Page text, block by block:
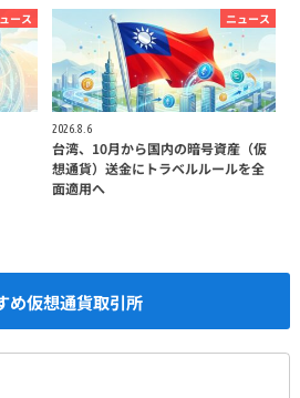
ース ニュース
2026.8.6
台湾、10月から国内の暗号資産（仮
想通貨）送金にトラベルルールを全
面適用へ
め仮想通貨取引所